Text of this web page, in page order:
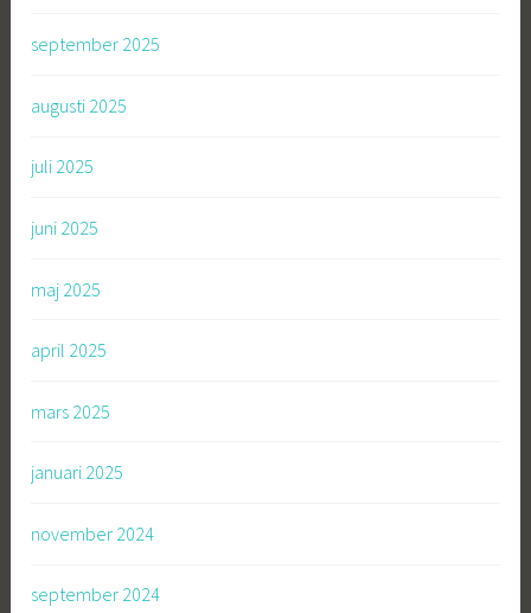
september 2025
augusti 2025
juli 2025
juni 2025
maj 2025
april 2025
mars 2025
januari 2025
november 2024
september 2024